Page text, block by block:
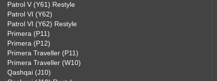
Patrol V (Y61) Restyle
Patrol VI (Y62)
Patrol VI (Y62) Restyle
Primera (P11)
Primera (P12)
Primera Traveller (P11)
Primera Traveller (W10)
Qashqai (J10)